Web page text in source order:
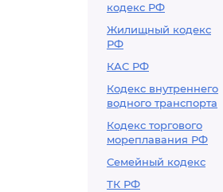
кодекс РФ
Жилищный кодекс
РФ
КАС РФ
Кодекс внутреннего
водного транспорта
Кодекс торгового
мореплавания РФ
Семейный кодекс
ТК РФ